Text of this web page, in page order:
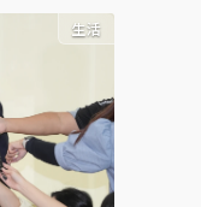
生活